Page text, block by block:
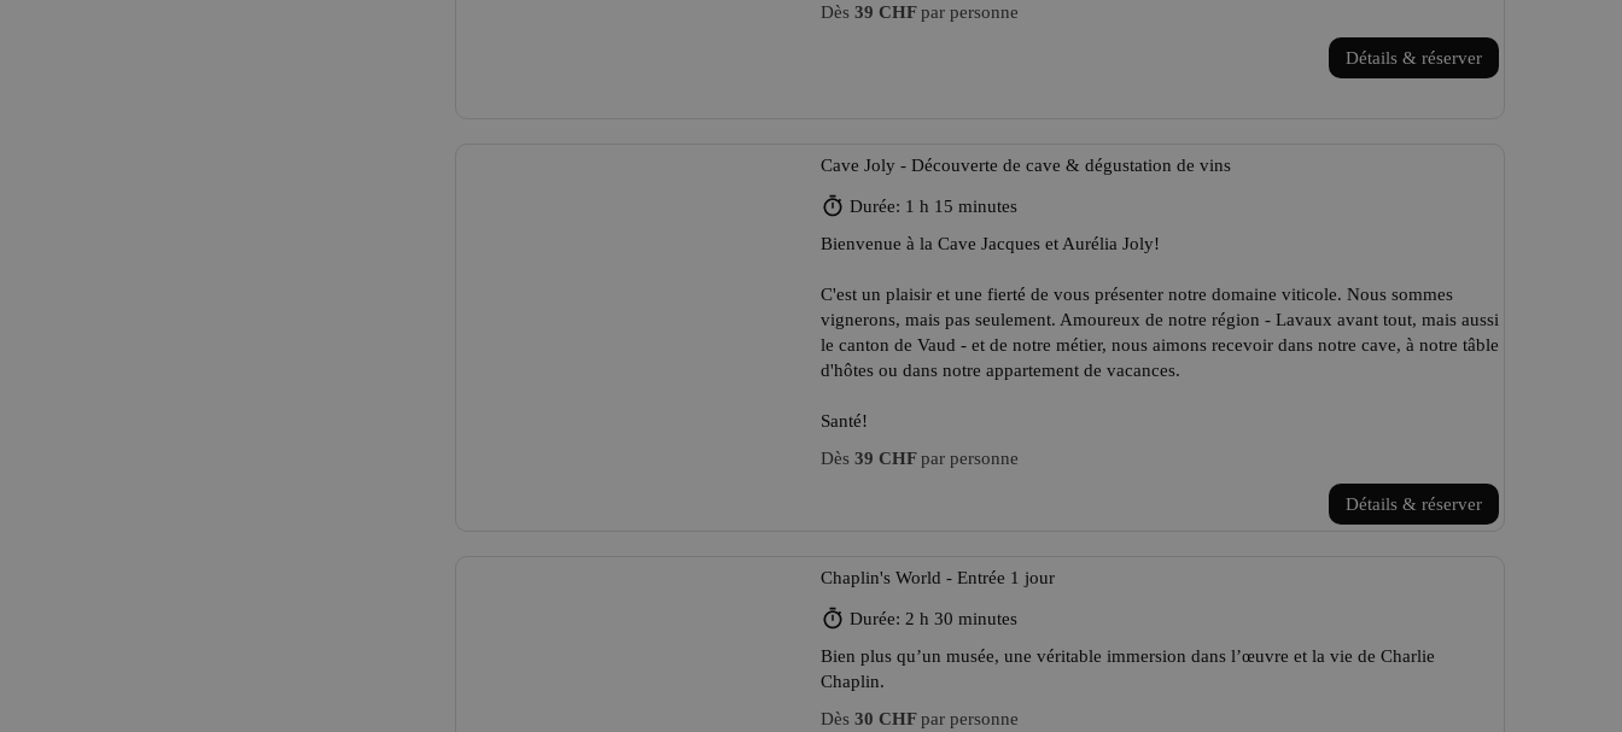
Dès 39 CHF par personne
Détails & réserver
Cave Joly - Découverte de cave & dégustation de vins
Durée: 1 h 15 minutes
Bienvenue à la Cave Jacques et Aurélia Joly!
C'est un plaisir et une fierté de vous présenter notre domaine viticole. Nous sommes
vignerons, mais pas seulement. Amoureux de notre région - Lavaux avant tout, mais aussi
le canton de Vaud - et de notre métier, nous aimons recevoir dans notre cave, à notre tâble
d'hôtes ou dans notre appartement de vacances.
Santé!
Dès 39 CHF par personne
Détails & réserver
Chaplin's World - Entrée 1 jour
Durée: 2 h 30 minutes
Bien plus qu’un musée, une véritable immersion dans l’œuvre et la vie de Charlie
Chaplin.
Dès 30 CHF par personne